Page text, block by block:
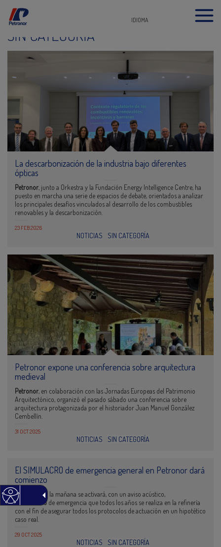
IDIOMA
SIN CATEGORÍA
La descarbonización de la industria bajo diferentes
ópticas
Petronor, junto a Orkestra y la Fundación Energy Intelligence Centre, ha
puesto en marcha una serie de espacios de debate, orientados a analizar
los principales desafíos vinculados al desarrollo de los combustibles
renovables y la descarbonización.
23 FEB 2026
NOTICIAS SIN CATEGORÍA
Petronor expone una conferencia sobre arquitectura
medieval
Petronor, en colaboración con las Jornadas Europeas del Patrimonio
Arquitectónico, organizó el pasado sábado una conferencia sobre
arquitectura protagonizada por el historiador Juan Manuel González
Cembellín.
31 OCT 2025
NOTICIAS SIN CATEGORÍA
El SIMULACRO de emergencia general en Petronor dará
comienzo
A lo largo de la mañana se activará, con un aviso acústico,
el
simulacrode emergencia que todos los años se realiza en la refinería
con el fin de asegurar todos los protocolos de actuación en un hipotético
caso real.
29 OCT 2025
NOTICIAS SIN CATEGORÍA